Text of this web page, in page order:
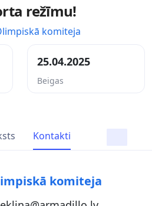
režīmu!
komiteja
25.04.2025
Beigas
Kontakti
komiteja